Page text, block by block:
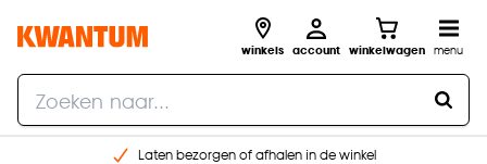
winkels account winkelwagen menu
Laten bezorgen of afhalen in de winkel